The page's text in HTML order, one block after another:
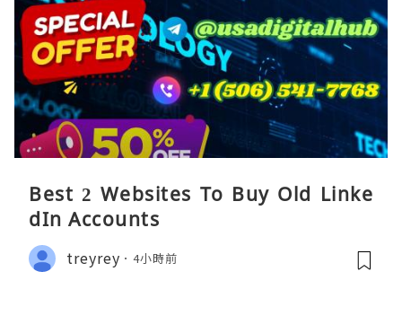
Best 2 Websites To Buy Old Linke
dIn Accounts
treyrey 4小時前